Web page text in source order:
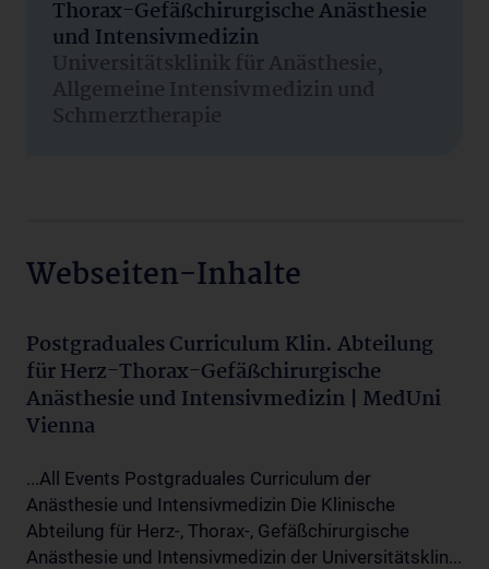
Thorax-Gefäßchirurgische Anästhesie
und Intensivmedizin
Universitätsklinik für Anästhesie,
Allgemeine Intensivmedizin und
Schmerztherapie
Webseiten-Inhalte
Postgraduales Curriculum Klin. Abteilung
für Herz-Thorax-Gefäßchirurgische
Anästhesie und Intensivmedizin | MedUni
Vienna
...All Events Postgraduales Curriculum der
Anästhesie und Intensivmedizin Die Klinische
Abteilung für Herz-, Thorax-, Gefäßchirurgische
Anästhesie und Intensivmedizin der Universitätsklin...